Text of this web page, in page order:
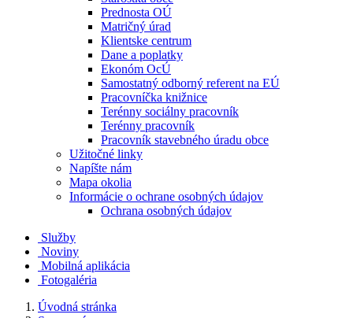
Prednosta OÚ
Matričný úrad
Klientske centrum
Dane a poplatky
Ekonóm OcÚ
Samostatný odborný referent na EÚ
Pracovníčka knižnice
Terénny sociálny pracovník
Terénny pracovník
Pracovník stavebného úradu obce
Užitočné linky
Napíšte nám
Mapa okolia
Informácie o ochrane osobných údajov
Ochrana osobných údajov
Služby
Noviny
Mobilná aplikácia
Fotogaléria
Úvodná stránka